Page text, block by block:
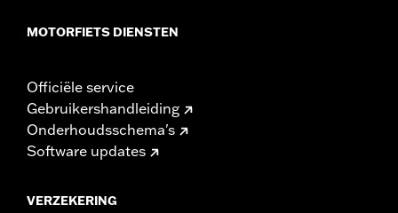
MOTORFIETS DIENSTEN
Officiële service
Gebruikershandleiding
Onderhoudsschema's
Software updates
VERZEKERING